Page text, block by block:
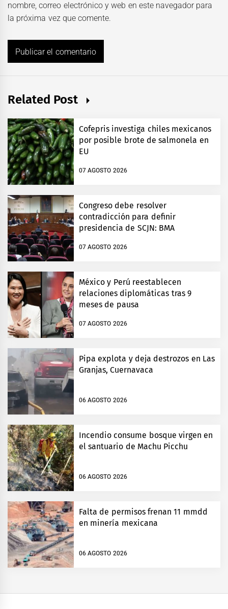
nombre, correo electrónico y web en este navegador para
la próxima vez que comente.
Related Post
Cofepris investiga chiles mexicanos
por posible brote de salmonela en
EU
07 AGOSTO 2026
Congreso debe resolver
contradicción para definir
presidencia de SCJN: BMA
07 AGOSTO 2026
México y Perú reestablecen
relaciones diplomáticas tras 9
meses de pausa
07 AGOSTO 2026
Pipa explota y deja destrozos en Las
Granjas, Cuernavaca
06 AGOSTO 2026
Incendio consume bosque virgen en
el santuario de Machu Picchu
06 AGOSTO 2026
Falta de permisos frenan 11 mmdd
en minería mexicana
06 AGOSTO 2026